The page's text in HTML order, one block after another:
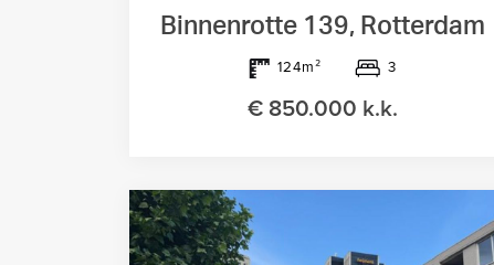
Binnenrotte 139, Rotterdam
124m² 3
€ 850.000 k.k.